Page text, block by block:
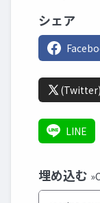
シェア
(Twitter)
LINE
埋め込む